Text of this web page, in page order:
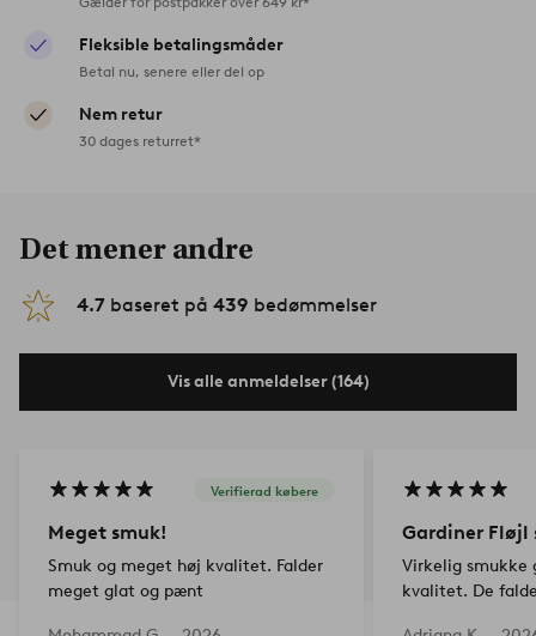
Fleksible betalingsmåder
Betal nu, senere eller del op
Nem retur
30 dages returret*
Det mener andre
4.7 baseret på 439 bedømmelser
Vis alle anmeldelser (164)
Verifierad købere
Meget smuk!
Smuk og meget høj kvalitet. Falder
meget glat og pænt
Gardiner Fløjl
Virkelig smukke
kvalitet. De